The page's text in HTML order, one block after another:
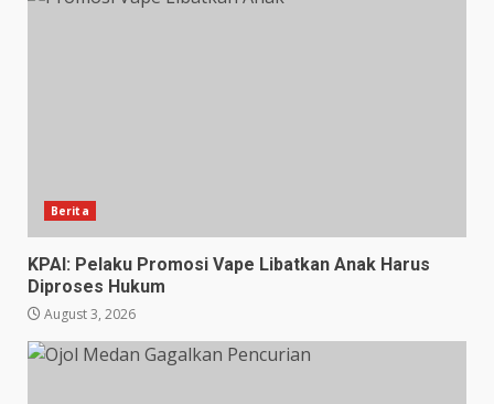
Berita
KPAI: Pelaku Promosi Vape Libatkan Anak Harus
Diproses Hukum
August 3, 2026